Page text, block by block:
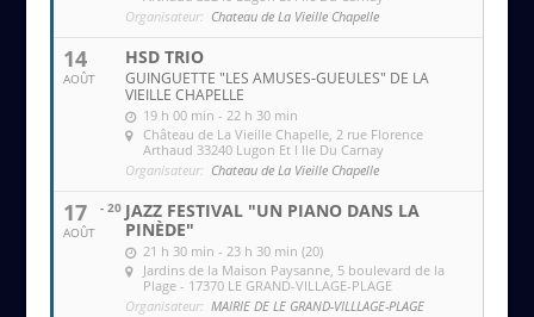
Organisateur: Chateau de La Vieille Chapelle
14
AOÛT
HSD TRIO
GUINGUETTE "LES AMUSES-GUEULES" DE LA
VIEILLE CHAPELLE
19 h 00 min - 22 h 30 min
Château de La Vieille Chapelle, 2 rue Florence
Arthaud 33240 Lugon Et l Ile Du Carnay
Organisateur: Chateau de La Vieille Chapelle
17
AOÛT
- 20 JAZZ FESTIVAL "UN PIANO DANS LA
PINÈDE"
21 h 30 min - 23 h 30 min (20)
Jardins de la Maison Paysanne, 5 boulevard de la
Plage - 17370 LE GRAND-VILLAGE-PLAGE
Organisateur: MAIRIE DE LE GRAND-VILLLAGE-PLAGE